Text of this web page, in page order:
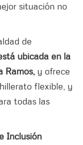
situación no
de
ubicada en la
Ramos, y ofrece
flexible, y
todas las
Inclusión